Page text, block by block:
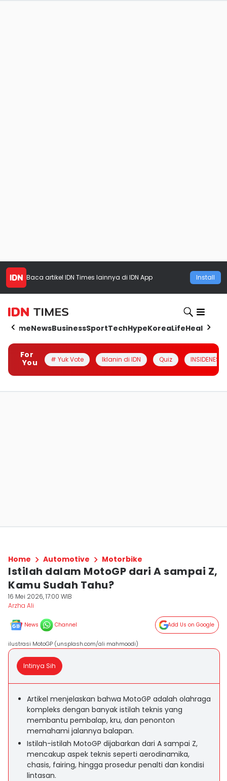
Baca artikel IDN Times lainnya di IDN App Install
HomeNewsBusinessSportTechHypeKoreaLifeHealth
For
You
# Yuk Vote Iklanin di IDN Quiz INSIDENESIA
Home Automotive Motorbike
Istilah dalam MotoGP dari A sampai Z,
Kamu Sudah Tahu?
16 Mei 2026, 17:00 WIB
Arzha Ali
News Channel Add Us on Google
ilustrasi MotoGP (unsplash.com/ali mahmoodi)
Intinya Sih
Artikel menjelaskan bahwa MotoGP adalah olahraga
kompleks dengan banyak istilah teknis yang
membantu pembalap, kru, dan penonton
memahami jalannya balapan.
Istilah-istilah MotoGP dijabarkan dari A sampai Z,
mencakup aspek teknis seperti aerodinamika,
chasis, fairing, hingga prosedur penalti dan kondisi
lintasan.